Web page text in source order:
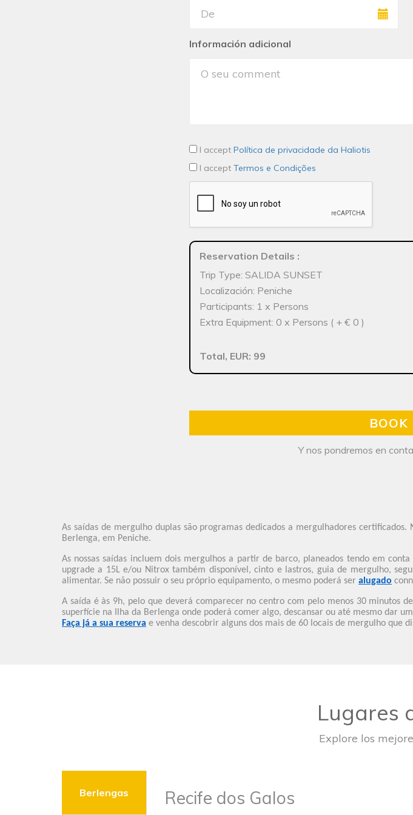
Información adicional
I accept Política de privacidade da Haliotis
I accept Termos e Condições
Reservation Details :
Trip Type: SALIDA SUNSET
Localización: Peniche
Participants: 1 x Persons
Extra Equipment: 0 x Persons ( + € 0 )
Total, EUR: 99
BOOK
Y nos pondremos en
As saídas de mergulho duplas são programas dedicados a mergulhadores
Berlenga, em Peniche.
As nossas saídas incluem dois mergulhos a partir de barco, planeados tendo em
upgrade a 15L e/ou Nitrox também disponível, cinto e lastros, guia de mergulho,
alimentar. Se não possuir o seu próprio equipamento, o mesmo poderá ser alugado
A saída é às 9h, pelo que deverá comparecer no centro com pelo menos 30 minutos
superfície na Ilha da Berlenga onde poderá comer algo, descansar ou até mesmo dar
Faça já a sua reserva e venha descobrir alguns dos mais de 60 locais de mergulho que
Lugares
Explore los
Berlengas Recife dos Galos